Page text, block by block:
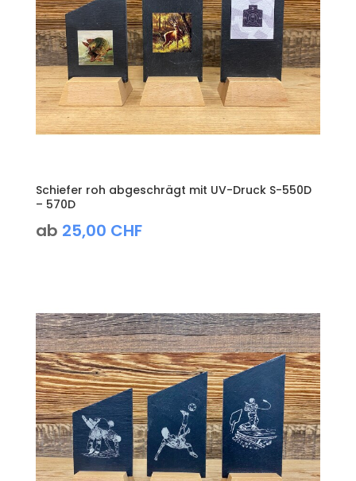
Schiefer roh abgeschrägt mit UV-Druck S-550D
– 570D
ab 25,00 CHF